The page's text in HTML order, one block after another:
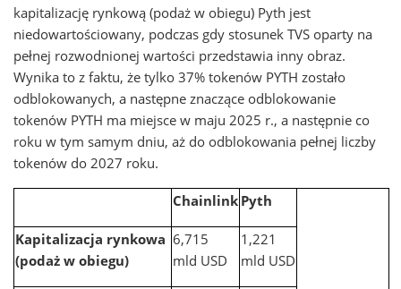
kapitalizację rynkową (podaż w obiegu) Pyth jest
niedowartościowany, podczas gdy stosunek TVS oparty na
pełnej rozwodnionej wartości przedstawia inny obraz.
Wynika to z faktu, że tylko 37% tokenów PYTH zostało
odblokowanych, a następne znaczące odblokowanie
tokenów PYTH ma miejsce w maju 2025 r., a następnie co
roku w tym samym dniu, aż do odblokowania pełnej liczby
tokenów do 2027 roku.
Chainlink Pyth
Kapitalizacja rynkowa
(podaż w obiegu)
6,715
mld USD
1,221
mld USD